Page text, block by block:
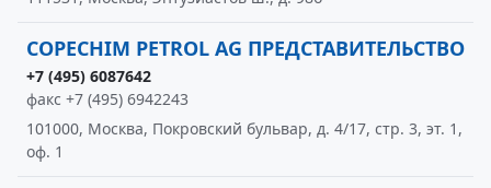
COPECHIM PETROL AG ПРЕДСТАВИТЕЛЬСТВО
+7 (495) 6087642
факс +7 (495) 6942243
101000, Москва, Покровский бульвар, д. 4/17, стр. 3, эт. 1,
оф. 1